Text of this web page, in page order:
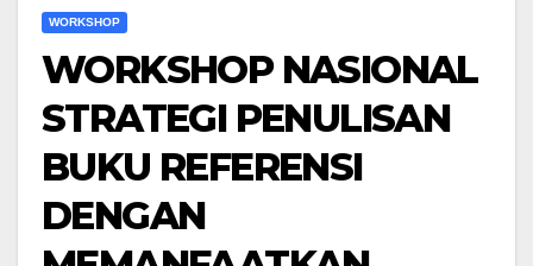
WORKSHOP
WORKSHOP NASIONAL
STRATEGI PENULISAN
BUKU REFERENSI
DENGAN